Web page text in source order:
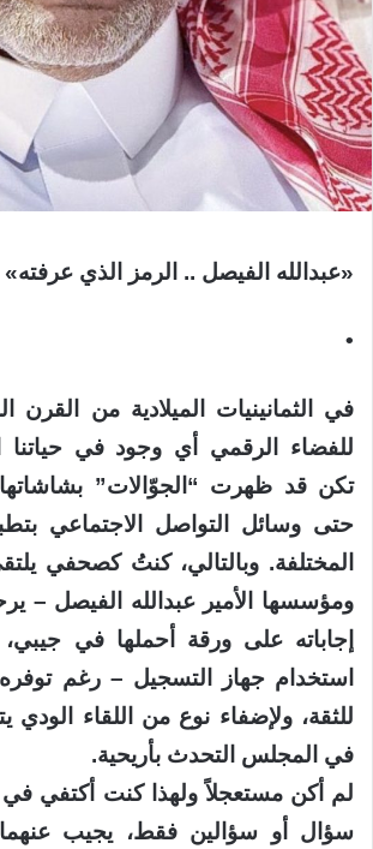
«عبدالله الفيصل .. الرمز الذي عرفته»
•
في الثمانينيات الميلادية من
للفضاء الرقمي أي وجود في حياتنا
تكن قد ظهرت “الجوّالات” بشاشاتها
حتى وسائل التواصل الاجتماعي
المختلفة. وبالتالي، كنتُ كصحفي
ومؤسسها الأمير عبدالله الفيصل –
إجاباته على ورقة أحملها في
استخدام جهاز التسجيل – رغم توفره
للثقة، ولإضفاء نوع من اللقاء
في المجلس التحدث بأريحية.
لم أكن مستعجلاً ولهذا كنت أكتفي
سؤال أو سؤالين فقط، يجيب